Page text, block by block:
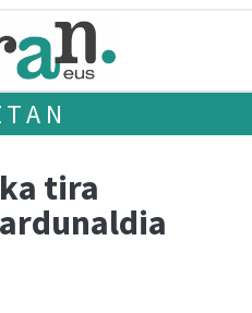
tira